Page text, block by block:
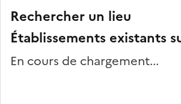
Rechercher un lieu
Établissements existants
En cours de chargement...